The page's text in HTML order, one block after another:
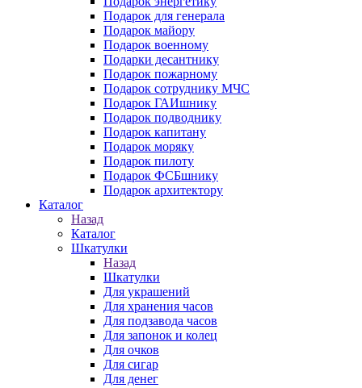
Подарок для генерала
Подарок майору
Подарок военному
Подарки десантнику
Подарок пожарному
Подарок сотруднику МЧС
Подарок ГАИшнику
Подарок подводнику
Подарок капитану
Подарок моряку
Подарок пилоту
Подарок ФСБшнику
Подарок архитектору
Каталог
Назад
Каталог
Шкатулки
Назад
Шкатулки
Для украшений
Для хранения часов
Для подзавода часов
Для запонок и колец
Для очков
Для сигар
Для денег